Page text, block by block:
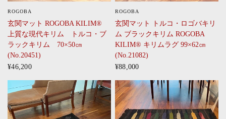
ROGOBA
玄関マット ROGOBA KILIM®
上質な現代キリム トルコ・ブ
ラックキリム 70×50㎝
(No.20451)
¥46,200
ROGOBA
玄関マット トルコ・ロゴバキリ
ム ブラックキリム ROGOBA
KILIM® キリムラグ 99×62㎝
(No.21082)
¥88,000